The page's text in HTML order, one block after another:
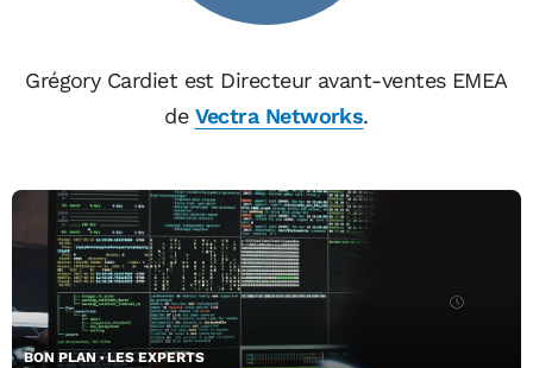
Grégory Cardiet est Directeur avant-ventes EMEA
de Vectra Networks.
BON PLAN LES EXPERTS